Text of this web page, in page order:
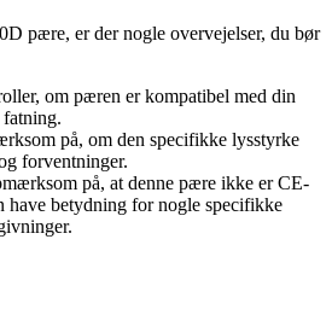
pære, er der nogle overvejelser, du bør
om pæren er kompatibel med din
på, om den specifikke lysstyrke
forventninger.
på, at denne pære ikke er CE-
have betydning for nogle specifikke